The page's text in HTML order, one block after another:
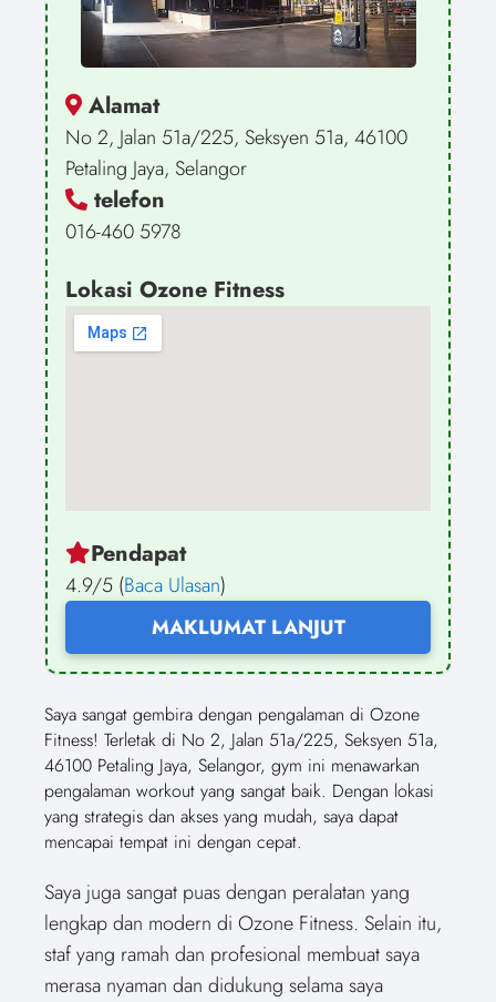
Alamat
No 2, Jalan 51a/225, Seksyen 51a, 46100
Petaling Jaya, Selangor
telefon
016-460 5978
Lokasi Ozone Fitness
Pendapat
4.9/5 (Baca Ulasan)
MAKLUMAT LANJUT
Saya sangat gembira dengan pengalaman di Ozone
Fitness! Terletak di No 2, Jalan 51a/225, Seksyen 51a,
46100 Petaling Jaya, Selangor, gym ini menawarkan
pengalaman workout yang sangat baik. Dengan lokasi
yang strategis dan akses yang mudah, saya dapat
mencapai tempat ini dengan cepat.
Saya juga sangat puas dengan peralatan yang
lengkap dan modern di Ozone Fitness. Selain itu,
staf yang ramah dan profesional membuat saya
merasa nyaman dan didukung selama saya